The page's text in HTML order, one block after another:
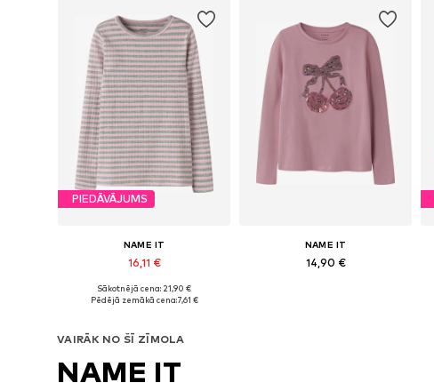
PIEDĀVĀJUMS
NAME IT
16,11 €
Sākotnējā cena: 21,90 €
Pēdējā zemākā cena:7,61 €
NAME IT
14,90 €
VAIRĀK NO ŠĪ ZĪMOLA
NAME IT